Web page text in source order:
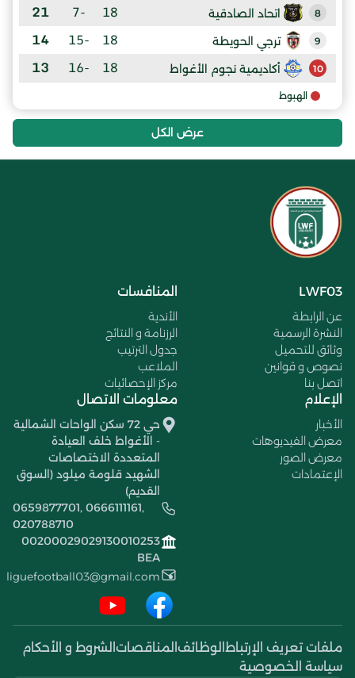
8 اتحاد الصادقية 18
-7
21
9 ترجي الحويطة 18
-15
14
10 أكاديمية نجوم الأغواط 18
-16
13
الهبوط
عرض الكل
LWF03
عن الرابطة
النشرة الرسمية
وثائق للتحميل
نصوص و قوانين
اتصل بنا
المنافسات
الأندية
الرزنامة و النتائج
جدول الترتيب
الملاعب
مركز الإحصائيات
الإعلام
الأخبار
معرض الفيديوهات
معرض الصور
الإعتمادات
معلومات الاتصال
حي 72 سكن الواحات الشمالية
- الأغواط خلف العيادة
المتعددة الاختصاصات
الشهيد قلومة ميلود (السوق
القديم)
0659877701, 0666111161,
020788710
00200029029130010253
BEA
liguefootball03@gmail.com
ملفات تعريف الإرتباط الوظائف المناقصات الشروط و الأحكام
سياسة الخصوصية